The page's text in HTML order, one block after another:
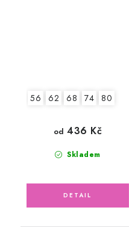
56 62 68 74 80
Skladem
od 436 Kč